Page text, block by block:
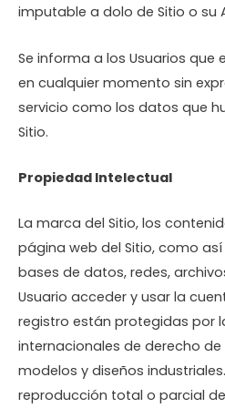
imputable a dolo de Sitio o su
Se informa a los Usuarios que
en cualquier momento sin
servicio como los datos que
Sitio.
Propiedad Intelectual
La marca del Sitio, los
página web del Sitio, como
bases de datos, redes,
Usuario acceder y usar la
registro están protegidas por
internacionales de derecho
modelos y diseños
reproducción total o parcial